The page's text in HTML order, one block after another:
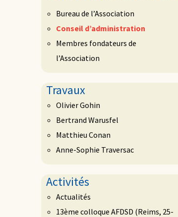
Bureau de l’Association
Conseil d’administration
Membres fondateurs de
l’Association
Travaux
Olivier Gohin
Bertrand Warusfel
Matthieu Conan
Anne-Sophie Traversac
Activités
Actualités
13ème colloque AFDSD (Reims, 25-